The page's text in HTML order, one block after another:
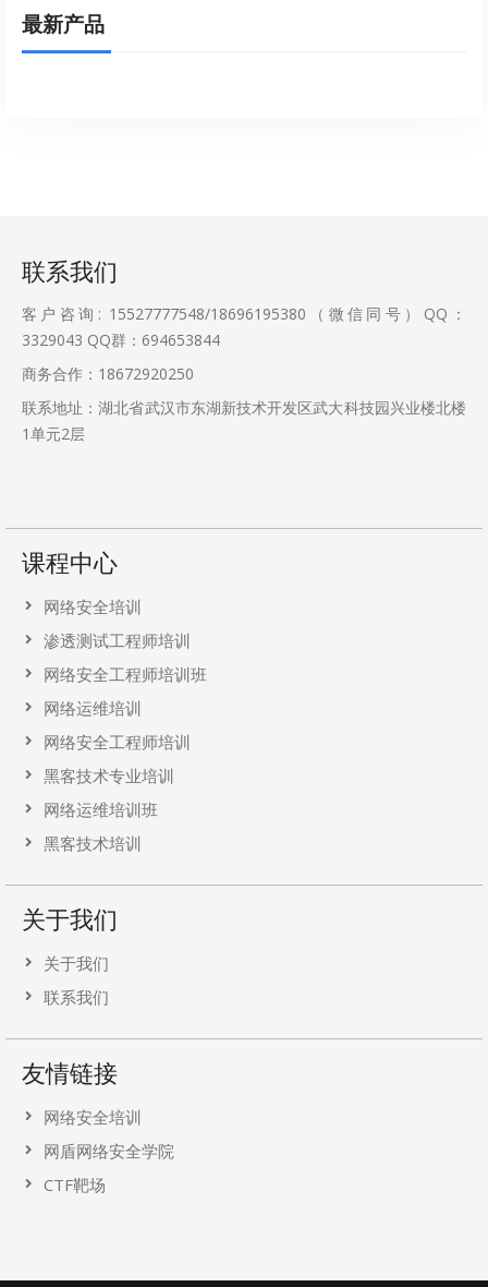
最新产品
联系我们
客户咨询: 15527777548/18696195380（微信同号）QQ：
3329043 QQ群：694653844
商务合作：18672920250
联系地址：湖北省武汉市东湖新技术开发区武大科技园兴业楼北楼
1单元2层
课程中心
网络安全培训
渗透测试工程师培训
网络安全工程师培训班
网络运维培训
网络安全工程师培训
黑客技术专业培训
网络运维培训班
黑客技术培训
关于我们
关于我们
联系我们
友情链接
网络安全培训
网盾网络安全学院
CTF靶场